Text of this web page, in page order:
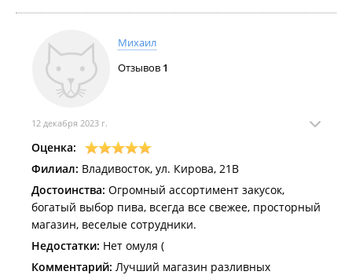
Михаил
Отзывов 1
12 декабря 2023 г.
Оценка:
Филиал: Владивосток, ул. Кирова, 21В
Достоинства: Огромный ассортимент закусок,
богатый выбор пива, всегда все свежее, просторный
магазин, веселые сотрудники.
Недостатки: Нет омуля (
Комментарий: Лучший магазин разливных